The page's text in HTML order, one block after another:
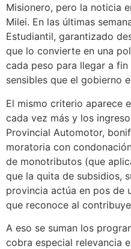
Misionero, pero la noticia
Milei. En las últimas
Estudiantil, garantizado
que lo convierte en una
cada peso para llegar a
sensibles que el gobierno
El mismo criterio aparece
cada vez más y los
Provincial Automotor,
moratoria con
de monotributos (que
que la quita de subsidios,
provincia actúa en pos de
que reconoce al
A eso se suman los
cobra especial relevancia